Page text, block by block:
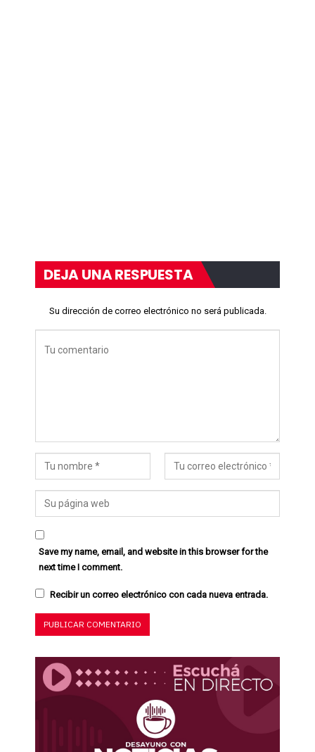
DEJA UNA RESPUESTA
Su dirección de correo electrónico no será publicada.
Save my name, email, and website in this browser for the
next time I comment.
Recibir un correo electrónico con cada nueva entrada.